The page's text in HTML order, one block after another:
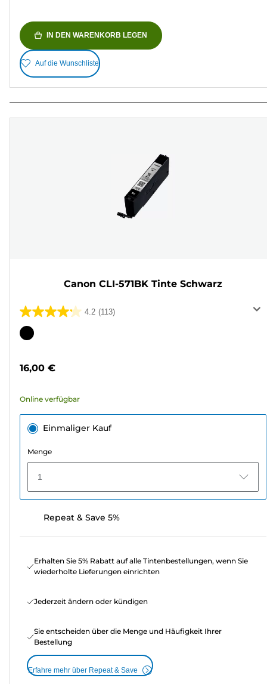
IN DEN WARENKORB LEGEN
Auf die Wunschliste
Canon CLI-571BK Tinte Schwarz
4.2 (113)
4.2
von
113
Farbpatrone
16,00 €
Online verfügbar
Einmaliger Kauf
Menge
1
Repeat & Save 5%
Erhalten Sie 5% Rabatt auf alle Tintenbestellungen, wenn Sie
wiederholte Lieferungen einrichten
Jederzeit ändern oder kündigen
Sie entscheiden über die Menge und Häufigkeit Ihrer
Bestellung
Erfahre mehr über Repeat & Save